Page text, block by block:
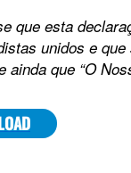
que esta
unidos e
ainda que “O